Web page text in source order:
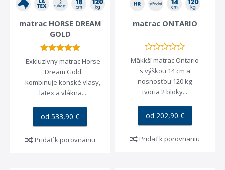
matrac HORSE DREAM
GOLD
Exkluzívny matrac Horse
Dream Gold
kombinuje konské vlasy,
latex a vlákna...
od 533,90 €
Pridať k porovnaniu
matrac ONTARIO
Mäkkší matrac Ontario
s výškou 14 cm a
nosnosťou 120 kg
tvoria 2 bloky...
od 202,90 €
Pridať k porovnaniu